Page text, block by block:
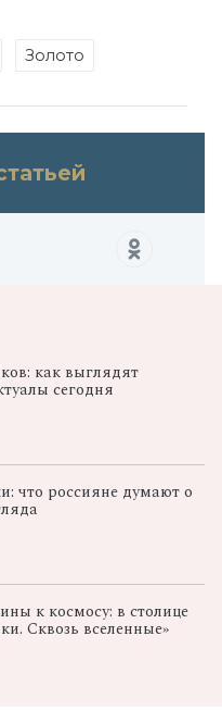
Золото
как выглядят
сегодня
что россияне думают о
к космосу: в столице
Сквозь вселенные»